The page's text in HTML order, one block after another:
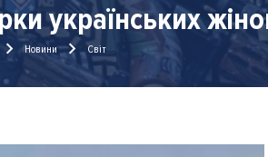
українських
Новини Світ